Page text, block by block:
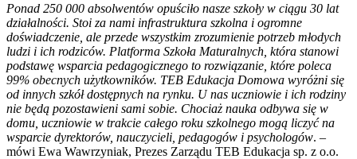
Ponad 250 000 absolwentów opuściło nasze szkoły w ciągu 30 lat
działalności. Stoi za nami infrastruktura szkolna i ogromne
doświadczenie, ale przede wszystkim zrozumienie potrzeb młodych
ludzi i ich rodziców. Platforma Szkoła Maturalnych, która stanowi
podstawę wsparcia pedagogicznego to rozwiązanie, które poleca
99% obecnych użytkowników. TEB Edukacja Domowa wyróżni się
od innych szkół dostępnych na rynku. U nas uczniowie i ich rodziny
nie będą pozostawieni sami sobie. Chociaż nauka odbywa się w
domu, uczniowie w trakcie całego roku szkolnego mogą liczyć na
wsparcie dyrektorów, nauczycieli, pedagogów i psychologów. –
mówi Ewa Wawrzyniak, Prezes Zarządu TEB Edukacja sp. z o.o.